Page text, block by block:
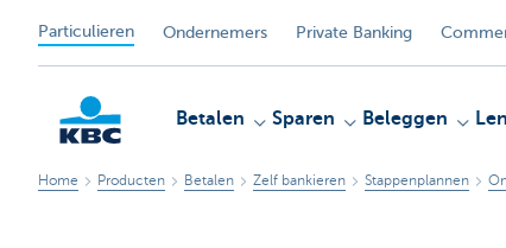
Particulieren Ondernemers Private Banking
Betalen Sparen Beleggen
Home Producten Betalen Zelf bankieren Stappenplannen